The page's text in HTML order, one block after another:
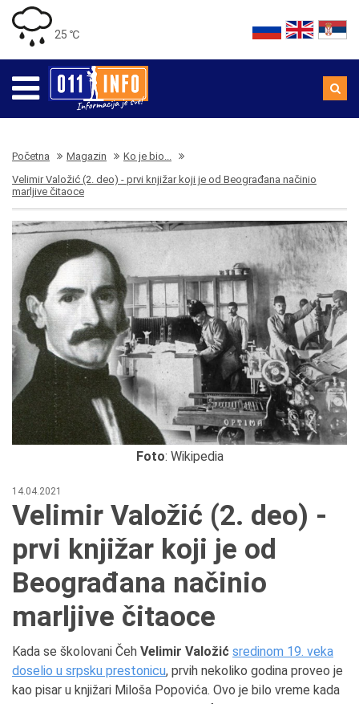
25 ℃
Početna Magazin
Ko je bio...
Velimir Valožić (2. deo) - prvi knjižar koji je od Beograđana načinio
marljive čitaoce
Foto: Wikipedia
14.04.2021
Velimir Valožić (2. deo) -
prvi knjižar koji je od
Beograđana načinio
marljive čitaoce
Kada se školovani Čeh Velimir Valožić sredinom 19. veka
doselio u srpsku prestonicu, prvih nekoliko godina proveo je
kao pisar u knjižari Miloša Popovića. Ovo je bilo vreme kada